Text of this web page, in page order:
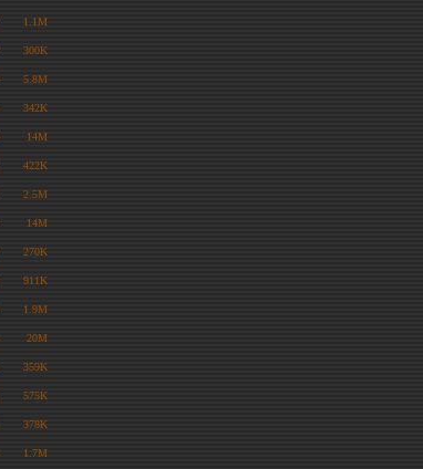
1.1M
300K
5.8M
342K
14M
422K
2.5M
14M
270K
911K
1.9M
20M
359K
575K
378K
1.7M